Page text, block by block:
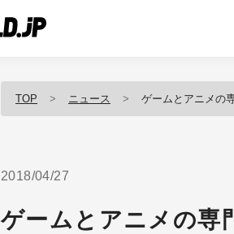
TOP ニュース ゲームとアニメの専門学校「東京
2018/04/27
ゲームとアニメの専